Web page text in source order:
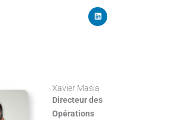
L
i
n
Xavier Masia
Directeur des
Opérations